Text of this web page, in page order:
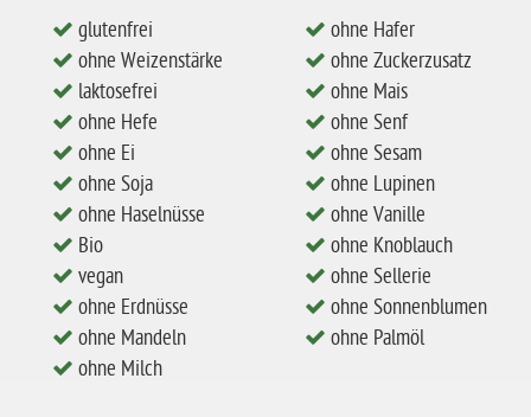
glutenfrei
ohne Weizenstärke
laktosefrei
ohne Hefe
ohne Ei
ohne Soja
ohne Haselnüsse
Bio
vegan
ohne Erdnüsse
ohne Mandeln
ohne Milch
ohne Hafer
ohne Zuckerzusatz
ohne Mais
ohne Senf
ohne Sesam
ohne Lupinen
ohne Vanille
ohne Knoblauch
ohne Sellerie
ohne Sonnenblumen
ohne Palmöl